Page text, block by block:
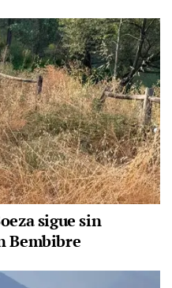
sigue sin
Bembibre